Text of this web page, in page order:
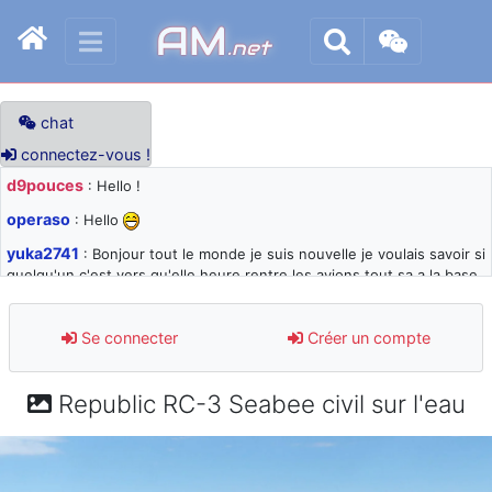
AM.net
chat
connectez-vous !
d9pouces : Hello !
operaso : Hello
yuka2741 : Bonjour tout le monde je suis nouvelle je voulais savoir si
quelqu'un c'est vers qu'elle heure rentre les avions tout sa a la base
d9pouces: désolé pour les quelques blocages du site ces derniers
jours : je teste des méthodes contre le spam et les bots trop nocifs
paxwax : Super, la nouvelle bannière
d9pouces
Se connecter Créer un compte
Republic RC-3 Seabee civil sur l'eau